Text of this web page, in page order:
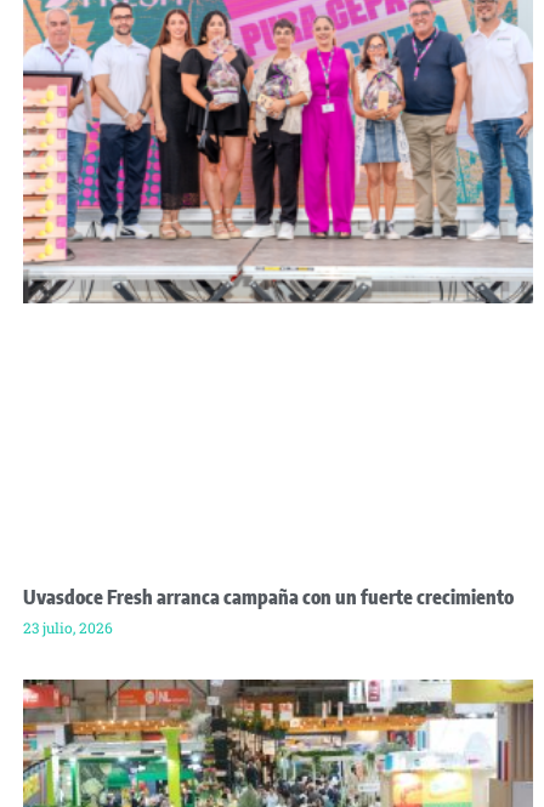
Uvasdoce Fresh arranca campaña con un fuerte crecimiento
23 julio, 2026